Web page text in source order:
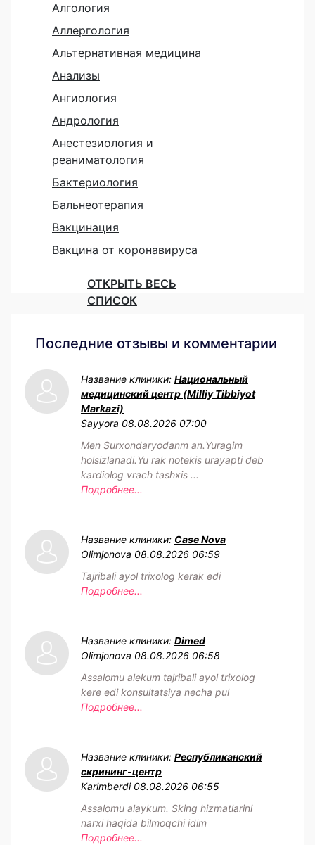
Алгология
Аллергология
Альтернативная медицина
Анализы
Ангиология
Андрология
Анестезиология и
реаниматология
Бактериология
Бальнеотерапия
Вакцинация
Вакцина от коронавируса
ОТКРЫТЬ ВЕСЬ
СПИСОК
Последние отзывы и комментарии
Название клиники: Национальный
медицинский центр (Milliy Tibbiyot
Markazi)
Sayyora 08.08.2026 07:00
Men Surxondaryodanm an.Yuragim
holsizlanadi.Yu rak notekis urayapti deb
kardiolog vrach tashxis ...
Подробнее...
Название клиники: Case Nova
Olimjonova 08.08.2026 06:59
Tajribali ayol trixolog kerak edi
Подробнее...
Название клиники: Dimed
Olimjonova 08.08.2026 06:58
Assalomu alekum tajribali ayol trixolog
kere edi konsultatsiya necha pul
Подробнее...
Название клиники: Республиканский
скрининг-центр
Karimberdi 08.08.2026 06:55
Assalomu alaykum. Sking hizmatlarini
narxi haqida bilmoqchi idim
Подробнее...